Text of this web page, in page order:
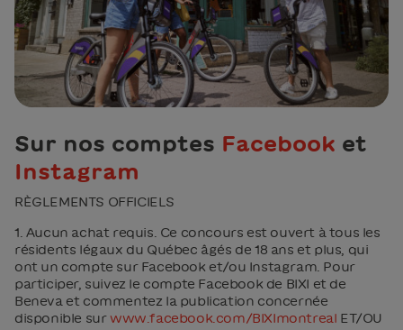
Sur nos comptes Facebook et
Instagram
RÈGLEMENTS OFFICIELS
1. Aucun achat requis. Ce concours est ouvert à tous les
résidents légaux du Québec âgés de 18 ans et plus, qui
ont un compte sur Facebook et/ou Instagram. Pour
participer, suivez le compte Facebook de BIXI et de
Beneva et commentez la publication concernée
disponible sur www.facebook.com/BIXImontreal ET/OU